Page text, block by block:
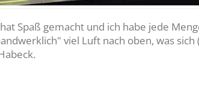
Spaß gemacht und ich habe jede
viel Luft nach oben, was